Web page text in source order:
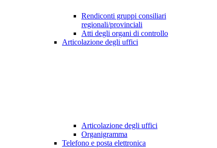
Rendiconti gruppi consiliari
regionali/provinciali
Atti degli organi di controllo
Articolazione degli uffici
Articolazione degli uffici
Organigramma
Telefono e posta elettronica